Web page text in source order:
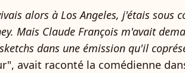
alors à Los Angeles, j'étais sous
Mais Claude François m'avait
dans une émission qu'il
avait raconté la comédienne